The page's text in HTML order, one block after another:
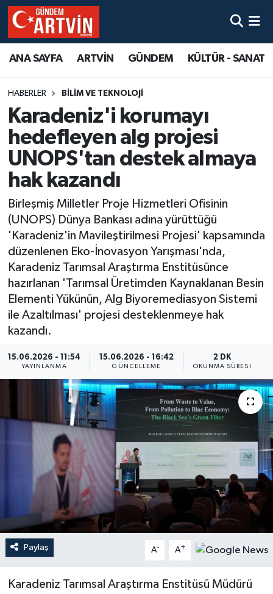
ANA SAYFA ARTVİN GÜNDEM KÜLTÜR - SANAT
HABERLER BILIM VE TEKNOLOJI
Karadeniz'i korumayı
hedefleyen alg projesi
UNOPS'tan destek almaya
hak kazandı
Birleşmiş Milletler Proje Hizmetleri Ofisinin
(UNOPS) Dünya Bankası adına yürüttüğü
'Karadeniz'in Mavileştirilmesi Projesi' kapsamında
düzenlenen Eko-İnovasyon Yarışması'nda,
Karadeniz Tarımsal Araştırma Enstitüsünce
hazırlanan 'Tarımsal Üretimden Kaynaklanan Besin
Elementi Yükünün, Alg Biyoremediasyon Sistemi
ile Azaltılması' projesi desteklenmeye hak
kazandı.
15.06.2026 - 11:54
YAYINLANMA
15.06.2026 - 16:42
GÜNCELLEME
2 DK
OKUNMA SÜRESI
Paylaş A- A+
Karadeniz Tarımsal Araştırma Enstitüsü Müdürü